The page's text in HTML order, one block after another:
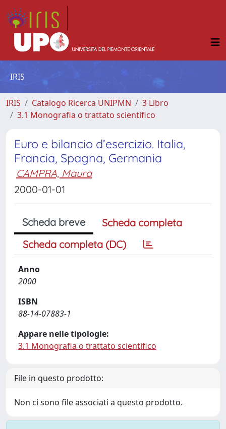
IRIS
IRIS Catalogo Ricerca UNIPMN
3 Libro
3.1 Monografia o trattato scientifico
Euro e bilancio d’esercizio. Italia,
Francia, Spagna, Germania
CAMPRA, Maura
2000-01-01
Scheda breve
Scheda completa
Scheda completa (DC)
Anno
2000
ISBN
88-14-07883-1
Appare nelle tipologie:
3.1 Monografia o trattato scientifico
File in questo prodotto:
Non ci sono file associati a questo prodotto.